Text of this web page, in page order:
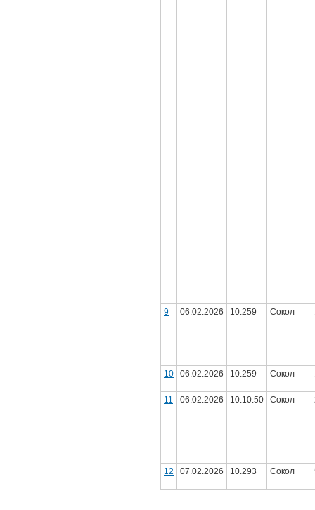
9 06.02.2026 10.259 Сокол
10 06.02.2026 10.259 Сокол
11 06.02.2026 10.10.50 Сокол
12 07.02.2026 10.293 Сокол